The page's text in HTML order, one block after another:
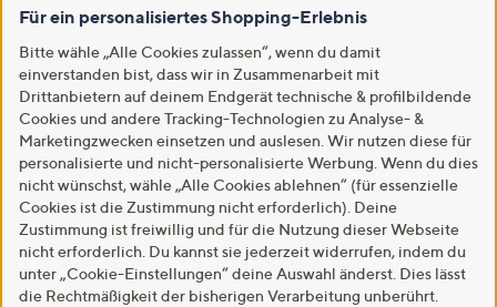
5
Für ein personalisiertes Shopping-Erlebnis
Bitte wähle „Alle Cookies zulassen“, wenn du damit
einverstanden bist, dass wir in Zusammenarbeit mit
Drittanbietern auf deinem Endgerät technische & profilbildende
Cookies und andere Tracking-Technologien zu Analyse- &
Marketingzwecken einsetzen und auslesen. Wir nutzen diese für
personalisierte und nicht-personalisierte Werbung. Wenn du dies
nicht wünschst, wähle „Alle Cookies ablehnen“ (für essenzielle
Cookies ist die Zustimmung nicht erforderlich). Deine
Zustimmung ist freiwillig und für die Nutzung dieser Webseite
nicht erforderlich. Du kannst sie jederzeit widerrufen, indem du
unter „Cookie-Einstellungen“ deine Auswahl änderst. Dies lässt
die Rechtmäßigkeit der bisherigen Verarbeitung unberührt.